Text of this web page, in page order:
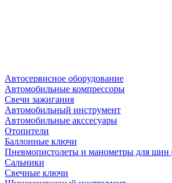
Автосервисное оборудование
Автомобильные компрессоры
Свечи зажигания
Автомобильный инструмент
Автомобильные акссесуары
Отопители
Баллонные ключи
Пневмопистолеты и манометры для шин
Сальники
Свечные ключи